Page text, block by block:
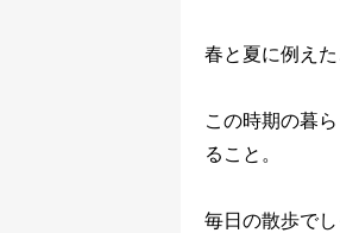
春と夏に例え
この時期の暮
ること。
毎日の散歩で